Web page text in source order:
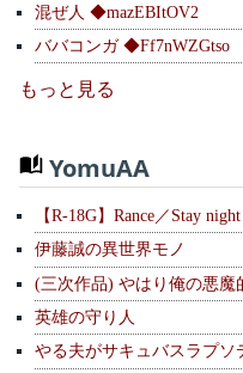
混ぜ人 ◆mazEBItOV2
ババコンガ ◆Ff7nWZGtso
もっと見る
YomuAA
【R-18G】Rance／Stay
伊藤誠の異世界モノ
(三次作品) やはり俺の悪魔
英雄の守り人
やる夫がサキュバスラプソ